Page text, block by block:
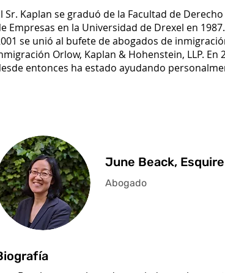
Sr. Kaplan se graduó de la Facultad de
Empresas en la Universidad de Drexel en
se unió al bufete de abogados de
Orlow, Kaplan & Hohenstein, LLP.
entonces ha estado ayudando
June Beack, Esquire
Abogado